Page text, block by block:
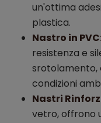
un'ottima
plastica.
Nastro in
resistenza e
srotolamento,
condizioni
Nastri
vetro, offrono